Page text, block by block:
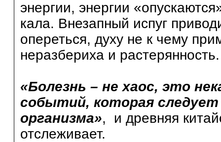
энергии, энергии
кала. Внезапный испуг
опереться, духу не к чему
неразбериха и растерянность.
«Болезнь – не хаос, это
событий, которая следует
организма», и древняя
отслеживает.